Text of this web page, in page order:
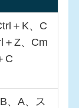
＋K、C
＋Z、Cm
C
、A、ス